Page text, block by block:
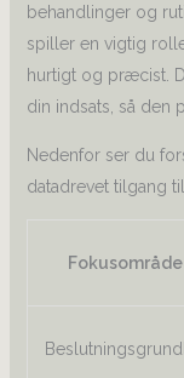
behandlinger og
spiller en vigtig
hurtigt og præcist.
din indsats, så den
Nedenfor ser du
datadrevet tilgang
Fokusområde